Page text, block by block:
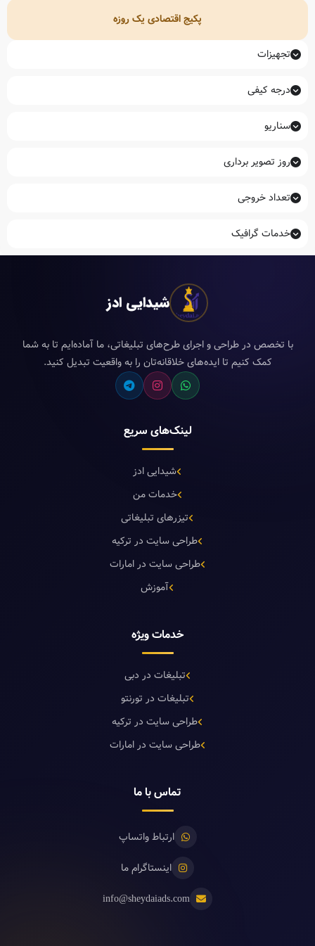
پکیج اقتصادی یک روزه
تجهیزات
درجه کیفی
سناریو
روز تصویر برداری
تعداد خروجی
خدمات گرافیک
شیدایی ادز
با تخصص در طراحی و اجرای طرح‌های تبلیغاتی، ما آماده‌ایم تا به شما
کمک کنیم تا ایده‌های خلاقانه‌تان را به واقعیت تبدیل کنید.
لینک‌های سریع
شیدایی ادز
خدمات من
تیزرهای تبلیغاتی
طراحی سایت در ترکیه
طراحی سایت در امارات
آموزش
خدمات ویژه
تبلیغات در دبی
تبلیغات در تورنتو
طراحی سایت در ترکیه
طراحی سایت در امارات
تماس با ما
ارتباط واتساپ
اینستاگرام ما
info@sheydaiads.com